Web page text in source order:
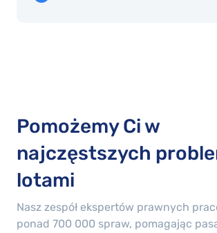
Pomożemy Ci w
najczęstszych
lotami
Nasz zespół ekspertów prawnych
ponad 700 000 spraw, pomagając